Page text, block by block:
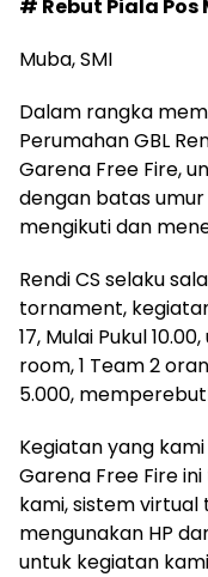
# Rebut Piala Pos
Muba, SMI
Dalam rangka
Perumahan GBL
Garena Free Fire,
dengan batas
mengikuti dan
Rendi CS selaku
tornament,
17, Mulai Pukul
room, 1 Team 2
5.000,
Kegiatan yang
Garena Free Fire
kami, sistem
mengunakan HP
untuk kegiatan